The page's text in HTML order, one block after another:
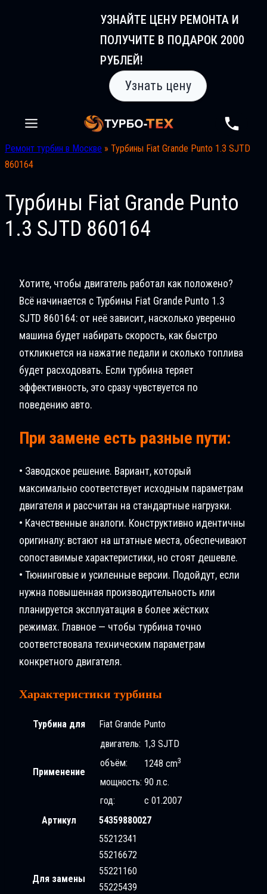
УЗНАЙТЕ ЦЕНУ РЕМОНТА И
ПОЛУЧИТЕ В ПОДАРОК 2000
РУБЛЕЙ!
Узнать цену
Ремонт турбин в Москве » Турбины Fiat Grande Puntо 1.3 SJTD
860164
Турбины Fiat Grande Puntо
1.3 SJTD 860164
Хотите, чтобы двигатель работал как положено?
Всё начинается с Турбины Fiat Grande Puntо 1.3
SJTD 860164: от неё зависит, насколько уверенно
машина будет набирать скорость, как быстро
откликнется на нажатие педали и сколько топлива
будет расходовать. Если турбина теряет
эффективность, это сразу чувствуется по
поведению авто.
При замене есть разные пути:
• Заводское решение. Вариант, который
максимально соответствует исходным параметрам
двигателя и рассчитан на стандартные нагрузки.
• Качественные аналоги. Конструктивно идентичны
оригиналу: встают на штатные места, обеспечивают
сопоставимые характеристики, но стоят дешевле.
• Тюнинговые и усиленные версии. Подойдут, если
нужна повышенная производительность или
планируется эксплуатация в более жёстких
режимах. Главное — чтобы турбина точно
соответствовала техническим параметрам
конкретного двигателя.
Характеристики турбины
Турбина для Fiat Grande Puntо
Применение
двигатель: 1,3 SJTD
объём:
1248 cm3
мощность: 90 л.с.
год:
с 01.2007
Артикул
54359880027
Для замены
55212341
55216672
55221160
55225439